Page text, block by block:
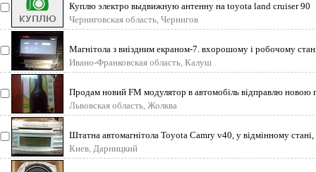
Куплю электро выдвижную антенну на toyota land cruiser 90
Черниговская область, Чернигов
Магнітола з виіздним екраном-7. вхорошому і робочому
Ивано-Франковская область, Калуш
Продам новий FM модулятор в автомобіль відправлю
укр поштою. Вся і
Львовская область, Жолква
Штатна автомагнітола Toyota Camry v40, у відмінному стані,
(Європа) Відтв
Киев, Дарницкий